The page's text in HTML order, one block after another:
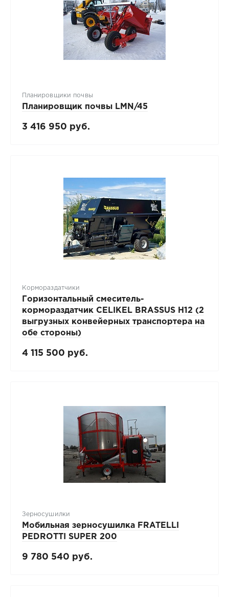
Планировщики почвы
Планировщик почвы LMN/45
3 416 950 руб.
Кормораздатчики
Горизонтальный смеситель-
кормораздатчик CELIKEL BRASSUS H12 (2
выгрузных конвейерных транспортера на
обе стороны)
4 115 500 руб.
Зерносушилки
Мобильная зерносушилка FRATELLI
PЕDROTTI SUPER 200
9 780 540 руб.